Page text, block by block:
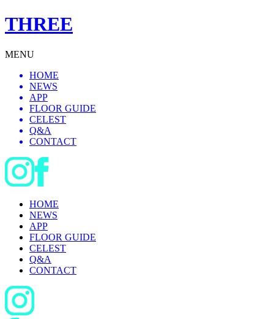
THREE
MENU
HOME
NEWS
APP
FLOOR GUIDE
CELEST
Q&A
CONTACT
HOME
NEWS
APP
FLOOR GUIDE
CELEST
Q&A
CONTACT